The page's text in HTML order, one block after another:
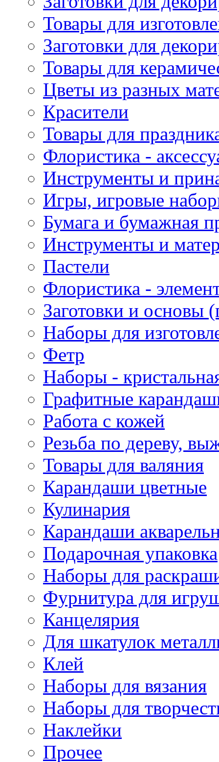
Товары для
Заготовки для
Товары для
Цветы из разных
Красители
Товары для
Флористика -
Инструменты и
Игры, игровые
Бумага и бумажная
Инструменты и
Пастели
Флористика -
Заготовки и основы
Наборы для
Фетр
Наборы -
Графитные
Работа с кожей
Резьба по дереву,
Товары для валяния
Карандаши цветные
Кулинария
Карандаши
Подарочная упаковка
Наборы для
Фурнитура для
Канцелярия
Для шкатулок
Клей
Наборы для вязания
Наборы для
Наклейки
Прочее